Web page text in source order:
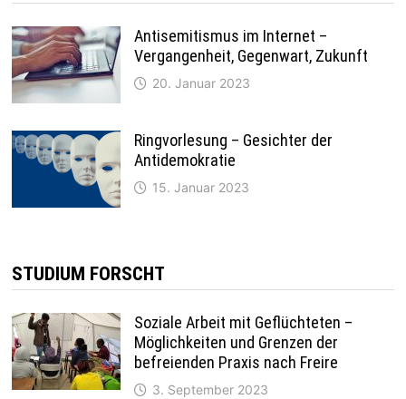
Antisemitismus im Internet –
Vergangenheit, Gegenwart, Zukunft
20. Januar 2023
Ringvorlesung – Gesichter der
Antidemokratie
15. Januar 2023
STUDIUM FORSCHT
Soziale Arbeit mit Geflüchteten –
Möglichkeiten und Grenzen der
befreienden Praxis nach Freire
3. September 2023